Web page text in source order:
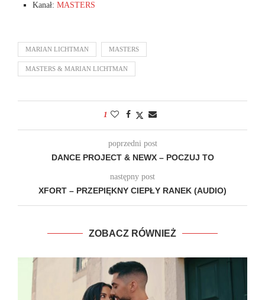
Kanał: MASTERS
MARIAN LICHTMAN MASTERS
MASTERS & MARIAN LICHTMAN
1
poprzedni post
DANCE PROJECT & NEWX – POCZUJ TO
następny post
XFORT – PRZEPIĘKNY CIEPŁY RANEK (AUDIO)
ZOBACZ RÓWNIEŻ